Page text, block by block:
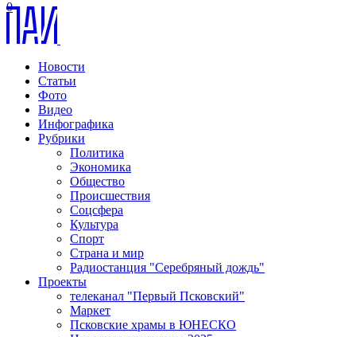
Новости
Статьи
Фото
Видео
Инфографика
Рубрики
Политика
Экономика
Общество
Происшествия
Соцсфера
Культура
Спорт
Страна и мир
Радиостанция "Серебряный дождь"
Проекты
телеканал "Первый Псковский"
Маркет
Псковские храмы в ЮНЕСКО
0